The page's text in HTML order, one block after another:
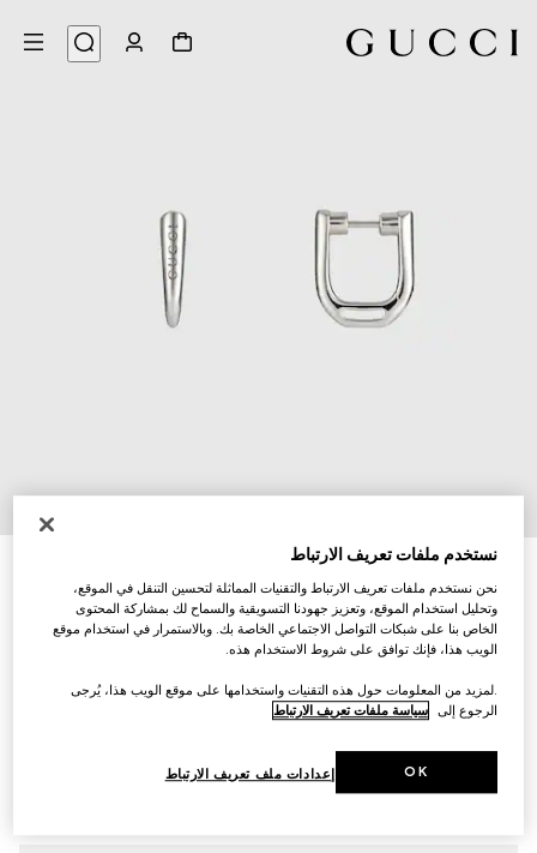
SAR 2,300
نستخدم ملفات تعريف الارتباط
نحن نستخدم ملفات تعريف الارتباط والتقنيات المماثلة لتحسين التنقل في الموقع،
وتحليل استخدام الموقع، وتعزيز جهودنا التسويقية والسماح لك بمشاركة المحتوى
الخاص بنا على شبكات التواصل الاجتماعي الخاصة بك. وبالاستمرار في استخدام موقع
الويب هذا، فإنك توافق على شروط الاستخدام هذه.
.لمزيد من المعلومات حول هذه التقنيات واستخدامها على موقع الويب هذا، يُرجى
الرجوع إلى سياسة ملفات تعريف الارتباط
إعدادات ملف تعريف الارتباط OK